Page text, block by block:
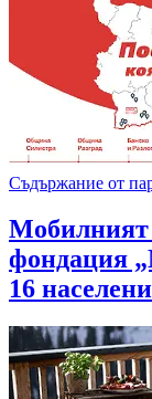
Съдържание от
Мобилният
фондация
16